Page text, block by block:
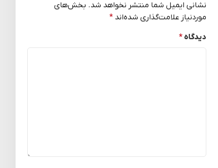
نشانی ایمیل شما منتشر نخواهد شد. بخش‌های
موردنیاز علامت‌گذاری شده‌اند *
دیدگاه *